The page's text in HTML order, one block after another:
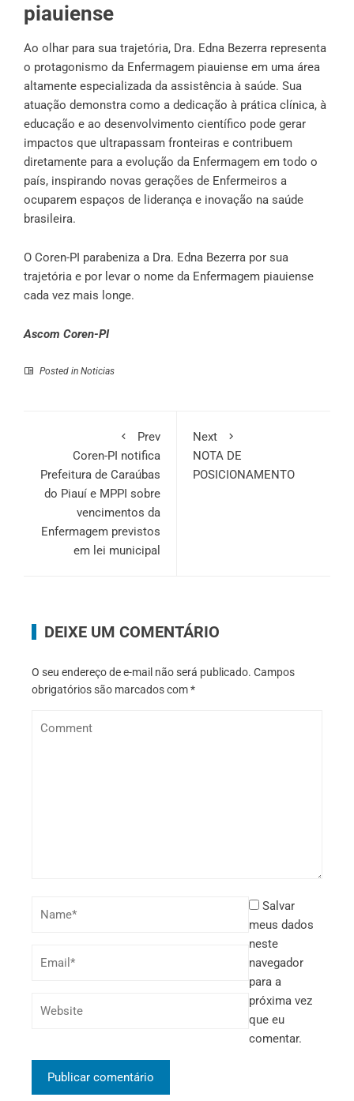
piauiense
Ao olhar para sua trajetória, Dra. Edna Bezerra representa
o protagonismo da Enfermagem piauiense em uma área
altamente especializada da assistência à saúde. Sua
atuação demonstra como a dedicação à prática clínica, à
educação e ao desenvolvimento científico pode gerar
impactos que ultrapassam fronteiras e contribuem
diretamente para a evolução da Enfermagem em todo o
país, inspirando novas gerações de Enfermeiros a
ocuparem espaços de liderança e inovação na saúde
brasileira.
O Coren-PI parabeniza a Dra. Edna Bezerra por sua
trajetória e por levar o nome da Enfermagem piauiense
cada vez mais longe.
Ascom Coren-PI
Posted in Noticias
Prev
Coren-PI notifica
Prefeitura de Caraúbas
do Piauí e MPPI sobre
vencimentos da
Enfermagem previstos
em lei municipal
Next
NOTA DE
POSICIONAMENTO
DEIXE UM COMENTÁRIO
O seu endereço de e-mail não será publicado. Campos
obrigatórios são marcados com*
Salvar
meus dados
neste
navegador
para a
próxima vez
que eu
comentar.